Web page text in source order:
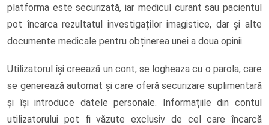
platforma este securizată, iar medicul curant sau pacientul
pot încarca rezultatul investigaților imagistice, dar și alte
documente medicale pentru obținerea unei a doua opinii.
Utilizatorul își creează un cont, se logheaza cu o parola, care
se generează automat și care oferă securizare suplimentară
și își introduce datele personale. Informațiile din contul
utilizatorului pot fi văzute exclusiv de cel care încarcă